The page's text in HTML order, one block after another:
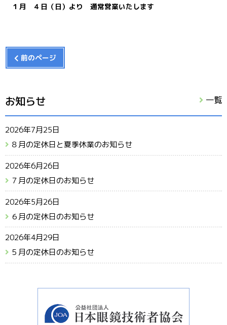
１月 ４日（日）より 通常営業いたします
前のページ
お知らせ 一覧
2026年7月25日
８月の定休日と夏季休業のお知らせ
2026年6月26日
７月の定休日のお知らせ
2026年5月26日
６月の定休日のお知らせ
2026年4月29日
５月の定休日のお知らせ